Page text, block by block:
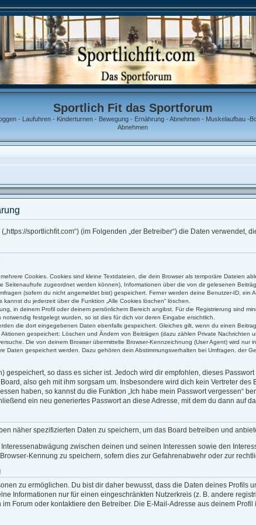
Sportlich Fit das Sportforum
- Laufuhren - Kinderturnen - Bewegung - Ernährung - Abnehmen - Muskelaufbau -
Abnehmen
sportlichfit.com“) (im Folgenden „der Betreiber“) die Daten verwendet,
Cookies. Cookies sind kleine Textdateien, die dein Browser als temporäre Dateien
Seitenaufrufe zugeordnet werden können), Informationen über die von dir gelesenen
(sofern du nicht angemeldet bist) gespeichert. Ferner werden deine Benutzer-ID, ein
du jederzeit über die Funktion „Alle Cookies löschen“ löschen.
in deinem Profil oder deinem persönlichem Bereich angibst. Für die Registrierung sind
festgelegt wurden, so ist dies für dich vor deren Eingabe ersichtlich.
die dort eingegebenen Daten ebenfalls gespeichert. Gleiches gilt, wenn du einen
gespeichert: Löschen und Ändern von Beiträgen (dazu zählen Private Nachrichten
Die von deinem Browser übermittelte Browser-Kennzeichnung (User Agent) wird nur
Daten gespeichert werden. Dazu gehören dein Abstimmungsverhalten bei Umfragen, der
gespeichert, so dass es sicher ist. Jedoch wird dir empfohlen, dieses
also geh mit ihm sorgsam um. Insbesondere wird dich kein Vertreter
haben, so kannst du die Funktion „Ich habe mein Passwort vergessen“
ein neu generiertes Passwort an diese Adresse, mit dem du dann auf
näher spezifizierten Daten zu speichern, um das Board betreiben und
zwischen deinen und seinen Interessen sowie den
Kennung zu speichern, sofern dies zur Gefahrenabwehr oder zur
zu ermöglichen. Du bist dir daher bewusst, dass die Daten deines Profils
Informationen nur für einen eingeschränkten Nutzerkreis (z. B. andere
Forum oder kontaktiere den Betreiber. Die E-Mail-Adresse aus deinem